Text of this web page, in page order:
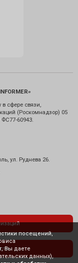
сфере связи,
(Роскомнадзор) 05
60943.
ул. Руднева 26.
посещений,
Вы даете
данных),